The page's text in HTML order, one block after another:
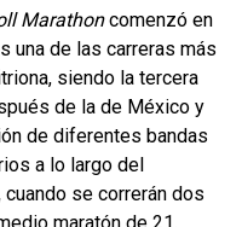
Marathoncomenzó en
una de las carreras más
siendo la tercera
de la de México y
de diferentes bandas
a lo largo del
se correrán dos